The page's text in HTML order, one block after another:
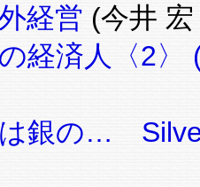
経営 (今井
経済人〈2〉
銀の…